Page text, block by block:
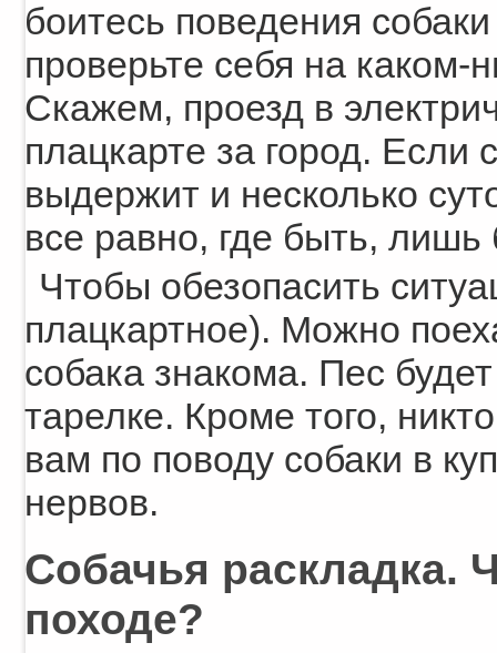
боитесь поведения
проверьте себя на каком-
Скажем, проезд в
плацкарте за город. Если
выдержит и несколько
все равно, где быть,
Чтобы обезопасить
плацкартное). Можно
собака знакома. Пес
тарелке. Кроме того,
вам по поводу собаки в
нервов.
Собачья раскладка.
походе?